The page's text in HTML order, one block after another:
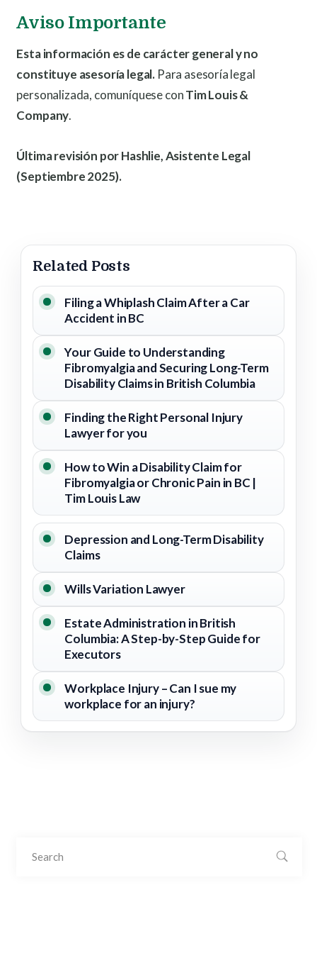
Aviso Importante
Esta información es de carácter general y no
constituye asesoría legal. Para asesoría legal
personalizada, comuníquese conTim Louis &
Company.
Última revisión por Hashlie, Asistente Legal
(Septiembre 2025).
Related Posts
Filing a Whiplash Claim After a Car
Accident in BC
Your Guide to Understanding
Fibromyalgia and Securing Long-Term
Disability Claims in British Columbia
Finding the Right Personal Injury
Lawyer for you
How to Win a Disability Claim for
Fibromyalgia or Chronic Pain in BC |
Tim Louis Law
Depression and Long-Term Disability
Claims
Wills Variation Lawyer
Estate Administration in British
Columbia: A Step-by-Step Guide for
Executors
Workplace Injury – Can I sue my
workplace for an injury?